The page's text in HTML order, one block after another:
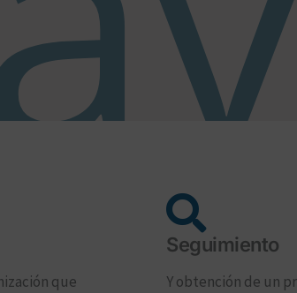
que
Seguimiento
Y obtención de un